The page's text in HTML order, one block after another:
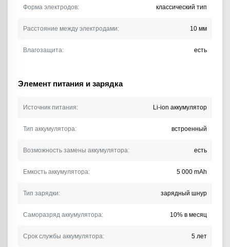
Форма электродов: классический тип
Расстояние между электродами: 10 мм
Влагозащита: есть
Элемент питания и зарядка
Источник питания: Li-ion аккумулятор
Тип аккумулятора: встроенный
Возможность замены аккумулятора: есть
Емкость аккумулятора: 5 000 mAh
Тип зарядки: зарядный шнур
Саморазряд аккумулятора: 10% в месяц
Срок службы аккумулятора: 5 лет